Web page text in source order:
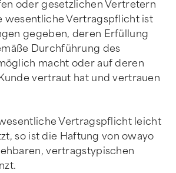
oder gesetzlichen Vertretern
wesentliche Vertragspflicht ist
gegeben, deren Erfüllung
Durchführung des
macht oder auf deren
vertraut hat und vertrauen
Vertragspflicht leicht
so ist die Haftung von owayo
vertragstypischen